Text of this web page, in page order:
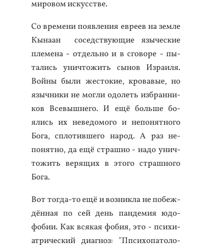
ми­ровом ис­кусс­тве.
Со вре­мени по­яв­ле­ния ев­ре­ев на зем­ле
Кы­на­ан со­седс­тву­ющие язы­чес­кие
пле­мена - от­дель­но и в сго­воре - пы­
тались унич­то­жить сы­нов Из­ра­иля.
Вой­ны бы­ли жес­то­кие, кро­вавые, но
языч­ни­ки не мог­ли одо­леть из­бран­ни­
ков Все­выш­не­го. И ещё боль­ше бо­
ялись их не­ведо­мого и не­понят­но­го
Бо­га, спло­тив­ше­го на­род. А раз не­
понят­но, да ещё страш­но - на­до унич­
то­жить ве­рящих в это­го страш­но­го
Бо­га.
Вот тог­да-то ещё и воз­никла не по­беж­
дённая по сей день пан­де­мия юдо­
фобии. Как вся­кая фо­бия, это - пси­хи­
ат­ри­чес­кий ди­аг­ноз: "Ппси­хопа­толо­